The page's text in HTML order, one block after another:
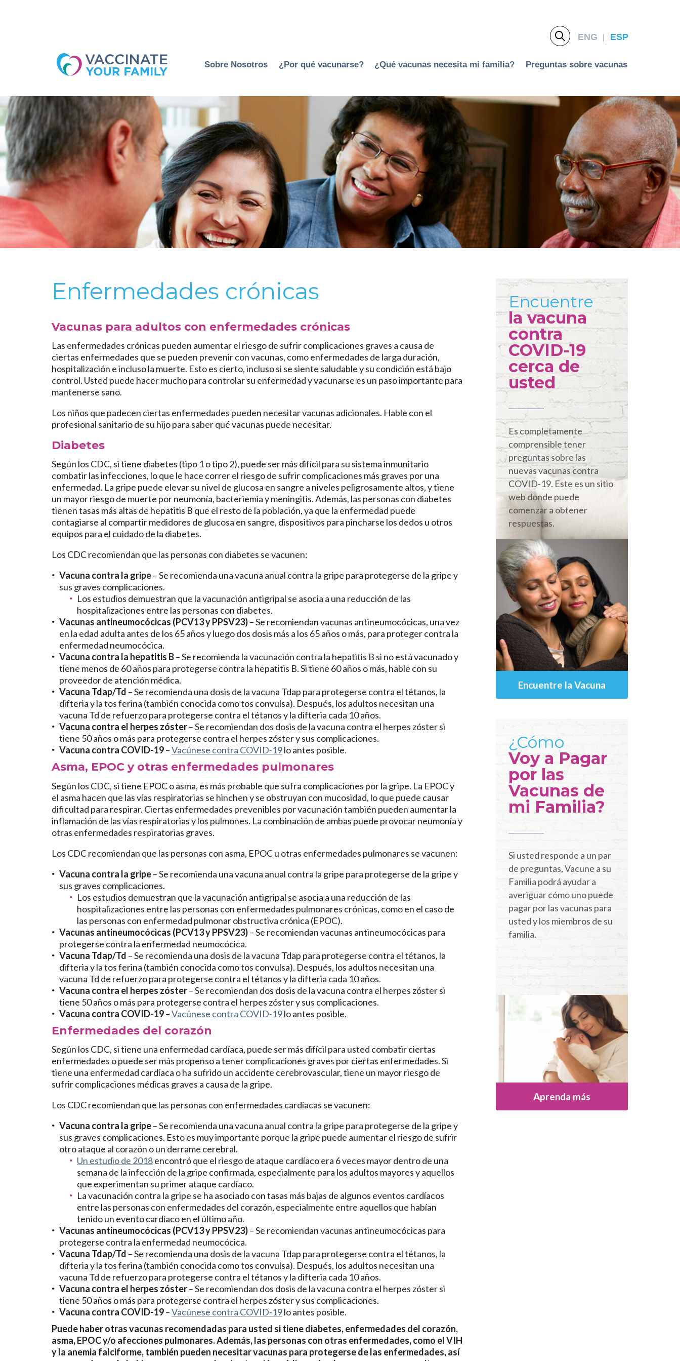
ENG | ESP
Logo
Sobre Nosotros ¿Por qué vacunarse? ¿Qué vacunas necesita mi familia? Preguntas sobre vacunas
Enfermedades crónicas
Vacunas para adultos con enfermedades crónicas
Las enfermedades crónicas pueden aumentar el riesgo de sufrir complicaciones graves a causa de
ciertas enfermedades que se pueden prevenir con vacunas, como enfermedades de larga duración,
hospitalización e incluso la muerte. Esto es cierto, incluso si se siente saludable y su condición está bajo
control. Usted puede hacer mucho para controlar su enfermedad y vacunarse es un paso importante para
mantenerse sano.
Los niños que padecen ciertas enfermedades pueden necesitar vacunas adicionales. Hable con el
profesional sanitario de su hijo para saber qué vacunas puede necesitar.
Diabetes
Según los CDC, si tiene diabetes (tipo 1 o tipo 2), puede ser más difícil para su sistema inmunitario
combatir las infecciones, lo que le hace correr el riesgo de sufrir complicaciones más graves por una
enfermedad. La gripe puede elevar su nivel de glucosa en sangre a niveles peligrosamente altos, y tiene
un mayor riesgo de muerte por neumonía, bacteriemia y meningitis. Además, las personas con diabetes
tienen tasas más altas de hepatitis B que el resto de la población, ya que la enfermedad puede
contagiarse al compartir medidores de glucosa en sangre, dispositivos para pincharse los dedos u otros
equipos para el cuidado de la diabetes.
Los CDC recomiendan que las personas con diabetes se vacunen:
Vacuna contra la gripe– Se recomienda una vacuna anual contra la gripe para protegerse de la gripe y
sus graves complicaciones.
Los estudios demuestran que la vacunación antigripal se asocia a una reducción de las
hospitalizaciones entre las personas con diabetes.
Vacunas antineumocócicas (PCV13 y PPSV23)– Se recomiendan vacunas antineumocócicas, una vez
en la edad adulta antes de los 65 años y luego dos dosis más a los 65 años o más, para proteger contra la
enfermedad neumocócica.
Vacuna contra la hepatitis B– Se recomienda la vacunación contra la hepatitis B si no está vacunado y
tiene menos de 60 años para protegerse contra la hepatitis B. Si tiene 60 años o más, hable con su
proveedor de atención médica.
Vacuna Tdap/Td – Se recomienda una dosis de la vacuna Tdap para protegerse contra el tétanos, la
difteria y la tos ferina (también conocida como tos convulsa). Después, los adultos necesitan una
vacuna Td de refuerzo para protegerse contra el tétanos y la difteria cada 10 años.
Vacuna contra el herpes zóster– Se recomiendan dos dosis de la vacuna contra el herpes zóster si
tiene 50 años o más para protegerse contra el herpes zóster y sus complicaciones.
Vacuna contra COVID-19–Vacúnese contra COVID-19lo antes posible.
Asma, EPOC y otras enfermedades pulmonares
Según los CDC, si tiene EPOC o asma, es más probable que sufra complicaciones por la gripe. La EPOC y
el asma hacen que las vías respiratorias se hinchen y se obstruyan con mucosidad, lo que puede causar
dificultad para respirar. Ciertas enfermedades prevenibles por vacunación también pueden aumentar la
inflamación de las vías respiratorias y los pulmones. La combinación de ambas puede provocar neumonía y
otras enfermedades respiratorias graves.
Los CDC recomiendan que las personas con asma, EPOC u otras enfermedades pulmonares se vacunen:
Vacuna contra la gripe– Se recomienda una vacuna anual contra la gripe para protegerse de la gripe y
sus graves complicaciones.
Los estudios demuestran que la vacunación antigripal se asocia a una reducción de las
hospitalizaciones entre las personas con enfermedades pulmonares crónicas, como en el caso de
las personas con enfermedad pulmonar obstructiva crónica (EPOC).
Vacunas antineumocócicas (PCV13 y PPSV23)– Se recomiendan vacunas antineumocócicas para
protegerse contra la enfermedad neumocócica.
Vacuna Tdap/Td – Se recomienda una dosis de la vacuna Tdap para protegerse contra el tétanos, la
difteria y la tos ferina (también conocida como tos convulsa). Después, los adultos necesitan una
vacuna Td de refuerzo para protegerse contra el tétanos y la difteria cada 10 años.
Vacuna contra el herpes zóster– Se recomiendan dos dosis de la vacuna contra el herpes zóster si
tiene 50 años o más para protegerse contra el herpes zóster y sus complicaciones.
Vacuna contra COVID-19–Vacúnese contra COVID-19lo antes posible.
Enfermedades del corazón
Según los CDC, si tiene una enfermedad cardíaca, puede ser más difícil para usted combatir ciertas
enfermedades o puede ser más propenso a tener complicaciones graves por ciertas enfermedades. Si
tiene una enfermedad cardíaca o ha sufrido un accidente cerebrovascular, tiene un mayor riesgo de
sufrir complicaciones médicas graves a causa de la gripe.
Los CDC recomiendan que las personas con enfermedades cardíacas se vacunen:
Vacuna contra la gripe– Se recomienda una vacuna anual contra la gripe para protegerse de la gripe y
sus graves complicaciones. Esto es muy importante porque la gripe puede aumentar el riesgo de sufrir
otro ataque al corazón o un derrame cerebral.
Un estudio de 2018encontró que el riesgo de ataque cardíaco era 6 veces mayor dentro de una
semana de la infección de la gripe confirmada, especialmente para los adultos mayores y aquellos
que experimentan su primer ataque cardíaco.
La vacunación contra la gripe se ha asociado con tasas más bajas de algunos eventos cardíacos
entre las personas con enfermedades del corazón, especialmente entre aquellos que habían
tenido un evento cardíaco en el último año.
Vacunas antineumocócicas (PCV13 y PPSV23)– Se recomiendan vacunas antineumocócicas para
protegerse contra la enfermedad neumocócica.
Vacuna Tdap/Td – Se recomienda una dosis de la vacuna Tdap para protegerse contra el tétanos, la
difteria y la tos ferina (también conocida como tos convulsa). Después, los adultos necesitan una
vacuna Td de refuerzo para protegerse contra el tétanos y la difteria cada 10 años.
Vacuna contra el herpes zóster– Se recomiendan dos dosis de la vacuna contra el herpes zóster si
tiene 50 años o más para protegerse contra el herpes zóster y sus complicaciones.
Vacuna contra COVID-19–Vacúnese contra COVID-19lo antes posible.
Puede haber otras vacunas recomendadas para usted si tiene diabetes, enfermedades del corazón,
asma, EPOC y/o afecciones pulmonares. Además, las personas con otras enfermedades, como el VIH
y la anemia falciforme, también pueden necesitar vacunas para protegerse de las enfermedades, así
Encuentre
la vacuna
contra
COVID-19
cerca de
usted
Es completamente
comprensible tener
preguntas sobre las
nuevas vacunas contra
COVID-19. Este es un sitio
web donde puede
comenzar a obtener
respuestas.
Encuentre la Vacuna
¿Cómo
Voy a Pagar
por las
Vacunas de
mi Familia?
Si usted responde a un par
de preguntas, Vacune a su
Familia podrá ayudar a
averiguar cómo uno puede
pagar por las vacunas para
usted y los miembros de su
familia.
Aprenda más